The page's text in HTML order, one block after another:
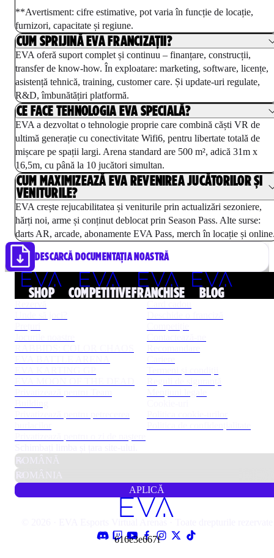
**Avertisment: cifre estimative, pot varia în funcție de locație,
furnizori, capacitate și regiune.
CUM SPRIJINĂ EVA FRANCIZAȚII?
EVA oferă suport complet și continuu – finanțare, construcții,
transfer de know-how. În exploatare: marketing, software, licențe,
asistență tehnică, training, customer care. Și update-uri regulate,
R&D, îmbunătățiri platformă.
CE FACE TEHNOLOGIA EVA SPECIALĂ?
EVA a dezvoltat o tehnologie proprie care combină căști VR de
ultimă generație cu conectivitate Wifi6, pentru libertate totală de
mișcare pe spații largi. Arena standard are 500 m², adică 31m x
16,5m, cu până la 10 jucători simultan.
CUM MAXIMIZEAZĂ EVA REVENIREA JUCĂTORILOR ȘI
VENITURILE?
EVA crește rejucabilitatea și veniturile prin actualizări sezoniere,
hărți noi, arme și conținut deblocat prin Season Pass. Alte surse:
darts AR, arcade, abonamente EVA Pass, merch în locație și
DESCARCĂ DOCUMENTAȚIA NOASTRĂ
SHOP COMPETITIVEFRANCHISE BLOG
APLICĂ
616e3e667f